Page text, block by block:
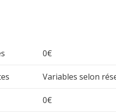
0€
Variables selon
0€